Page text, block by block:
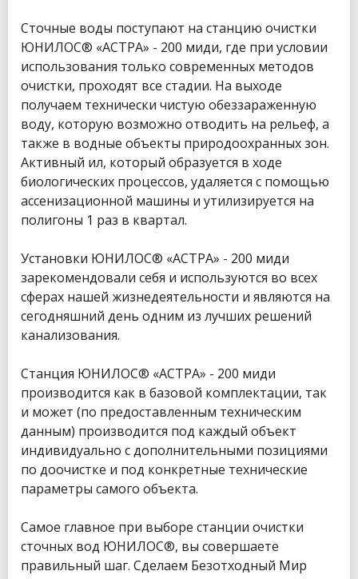
Сточные воды поступают на станцию очистки
ЮНИЛОС® «АСТРА» - 200 миди, где при условии
использования только современных методов
очистки, проходят все стадии. На выходе
получаем технически чистую обеззараженную
воду, которую возможно отводить на рельеф, а
также в водные объекты природоохранных зон.
Активный ил, который образуется в ходе
биологических процессов, удаляется с помощью
ассенизационной машины и утилизируется на
полигоны 1 раз в квартал.
Установки ЮНИЛОС® «АСТРА» - 200 миди
зарекомендовали себя и используются во всех
сферах нашей жизнедеятельности и являются на
сегодняшний день одним из лучших решений
канализования.
Станция ЮНИЛОС® «АСТРА» - 200 миди
производится как в базовой комплектации, так
и может (по предоставленным техническим
данным) производится под каждый объект
индивидуально с дополнительными позициями
по доочистке и под конкретные технические
параметры самого объекта.
Самое главное при выборе станции очистки
сточных вод ЮНИЛОС®, вы совершаете
правильный шаг. Сделаем Безотходный Мир